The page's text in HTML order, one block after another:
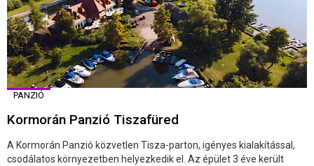
PANZIÓ
Kormorán Panzió Tiszafüred
A Kormorán Panzió közvetlen Tisza-parton, igényes kialakítással,
csodálatos környezetben helyezkedik el. Az épület 3 éve került